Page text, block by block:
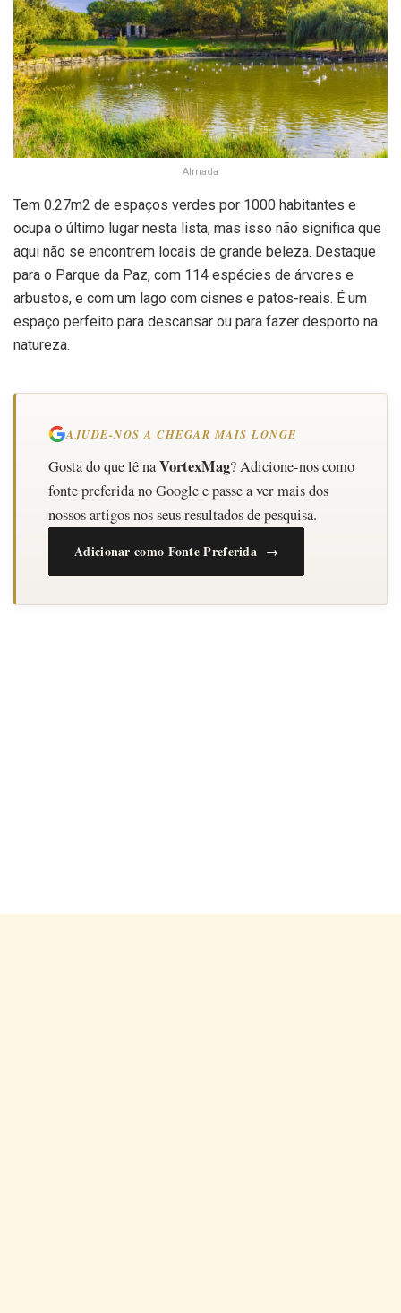
Almada
Tem 0.27m2 de espaços verdes por 1000 habitantes e
ocupa o último lugar nesta lista, mas isso não significa que
aqui não se encontrem locais de grande beleza. Destaque
para o Parque da Paz, com 114 espécies de árvores e
arbustos, e com um lago com cisnes e patos-reais. É um
espaço perfeito para descansar ou para fazer desporto na
natureza.
AJUDE-NOS A CHEGAR MAIS LONGE
Gosta do que lê naVortexMag? Adicione-nos como
fonte preferida no Google e passe a ver mais dos
nossos artigos nos seus resultados de pesquisa.
Adicionar como Fonte Preferida →